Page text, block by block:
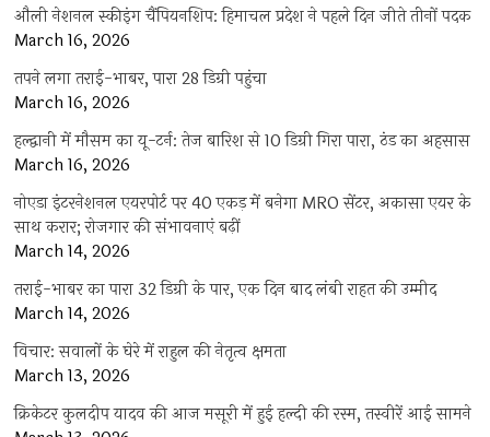
औली नेशनल स्कीइंग चैंपियनशिप: हिमाचल प्रदेश ने पहले दिन जीते तीनों पदक
March 16, 2026
तपने लगा तराई-भाबर, पारा 28 डिग्री पहुंचा
March 16, 2026
हल्द्वानी में मौसम का यू-टर्न: तेज बारिश से 10 डिग्री गिरा पारा, ठंड का अहसास
March 16, 2026
नोएडा इंटरनेशनल एयरपोर्ट पर 40 एकड़ में बनेगा MRO सेंटर, अकासा एयर के
साथ करार; रोजगार की संभावनाएं बढ़ीं
March 14, 2026
तराई-भाबर का पारा 32 डिग्री के पार, एक दिन बाद लंबी राहत की उम्मीद
March 14, 2026
विचार: सवालों के घेरे में राहुल की नेतृत्व क्षमता
March 13, 2026
क्रिकेटर कुलदीप यादव की आज मसूरी में हुई हल्दी की रस्म, तस्वीरें आई सामने